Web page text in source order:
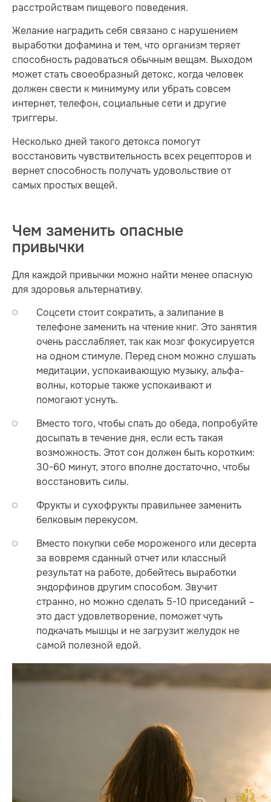
расстройствам пищевого поведения.
Желание наградить себя связано с нарушением
выработки дофамина и тем, что организм теряет
способность радоваться обычным вещам. Выходом
может стать своеобразный детокс, когда человек
должен свести к минимуму или убрать совсем
интернет, телефон, социальные сети и другие
триггеры.
Несколько дней такого детокса помогут
восстановить чувствительность всех рецепторов и
вернет способность получать удовольствие от
самых простых вещей.
Чем заменить опасные
привычки
Для каждой привычки можно найти менее опасную
для здоровья альтернативу.
Соцсети стоит сократить, а залипание в
телефоне заменить на чтение книг. Это занятия
очень расслабляет, так как мозг фокусируется
на одном стимуле. Перед сном можно слушать
медитации, успокаивающую музыку, альфа-
волны, которые также успокаивают и
помогают уснуть.
Вместо того, чтобы спать до обеда, попробуйте
досыпать в течение дня, если есть такая
возможность. Этот сон должен быть коротким:
30-60 минут, этого вполне достаточно, чтобы
восстановить силы.
Фрукты и сухофрукты правильнее заменить
белковым перекусом.
Вместо покупки себе мороженого или десерта
за вовремя сданный отчет или классный
результат на работе, добейтесь выработки
эндорфинов другим способом. Звучит
странно, но можно сделать 5-10 приседаний –
это даст удовлетворение, поможет чуть
подкачать мышцы и не загрузит желудок не
самой полезной едой.